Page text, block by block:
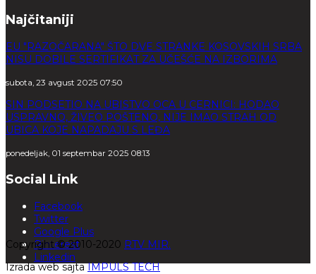
Najčitaniji
EU "RAZOČARANA" ŠTO DVE STRANKE KOSOVSKIH SRBA
NISU DOBILE SERTIFIKAT ZA UČEŠĆE NA IZBORIMA
subota, 23 avgust 2025 07:50
SIN PODSETIO NA UBISTVO OCA U CERNICI: HODAO
USPRAVNO, ŽIVEO POŠTENO, NIJE IMAO STRAH OD
UBICA KOJE NAPADAJU S LEĐA
ponedeljak, 01 septembar 2025 08:13
Social Link
Facebook
Twitter
Google Plus
Pinterest
Linkedin
Copyright © 2010-2020 RTV MIR.
Izrada web sajtaIMPULS TECH